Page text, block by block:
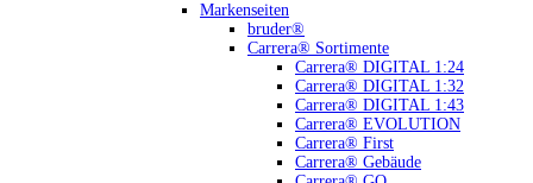
Markenseiten
bruder®
Carrera® Sortimente
Carrera® DIGITAL 1:24
Carrera® DIGITAL 1:32
Carrera® DIGITAL 1:43
Carrera® EVOLUTION
Carrera® First
Carrera® Gebäude